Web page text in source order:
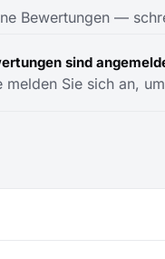
Bewertungen —
sind
melden Sie sich an,